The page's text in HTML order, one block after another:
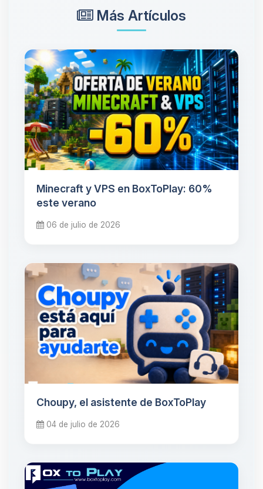
Más Artículos
Minecraft y VPS en BoxToPlay: 60%
este verano
06 de julio de 2026
Choupy, el asistente de BoxToPlay
04 de julio de 2026